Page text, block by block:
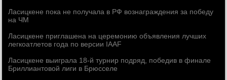
Ласицкене пока не получала в РФ вознаграждения за победу
на ЧМ
Ласицкене приглашена на церемонию объявления лучших
легкоатлетов года по версии IAAF
Ласицкене выиграла 18-й турнир подряд, победив в финале
Бриллиантовой лиги в Брюсселе